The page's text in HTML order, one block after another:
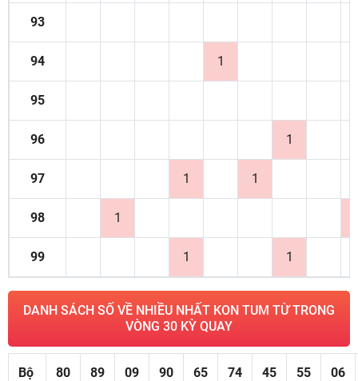
93
94 1
95
96 1
97 1 1
98 1
99 1 1
DANH SÁCH SỐ VỀ NHIỀU NHẤT KON TUM TỪ TRONG
VÒNG 30 KỲ QUAY
Bộ
80 89 09 90 65 74 45 55 06